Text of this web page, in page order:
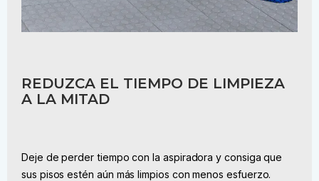
REDUZCA EL TIEMPO DE LIMPIEZA
A LA MITAD
Deje de perder tiempo con la aspiradora y consiga que
sus pisos estén aún más limpios con menos esfuerzo.